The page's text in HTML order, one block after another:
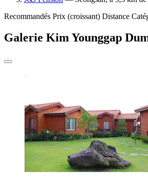
Recommandés Prix (croissant) Distance
Galerie Kim Younggap